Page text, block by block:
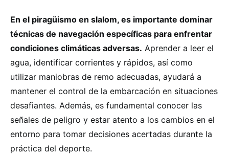
En el piragüismo en slalom, es importante dominar
técnicas de navegación específicas para enfrentar
condiciones climáticas adversas. Aprender a leer el
agua, identificar corrientes y rápidos, así como
utilizar maniobras de remo adecuadas, ayudará a
mantener el control de la embarcación en situaciones
desafiantes. Además, es fundamental conocer las
señales de peligro y estar atento a los cambios en el
entorno para tomar decisiones acertadas durante la
práctica del deporte.